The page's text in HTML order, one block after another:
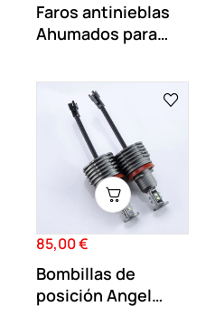
Faros antinieblas
Ahumados para
Precio
85,00 €
Bombillas de
posición Angel